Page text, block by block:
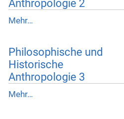
Anthropologie 2
Mehr…
Philosophische und
Historische
Anthropologie 3
Mehr…